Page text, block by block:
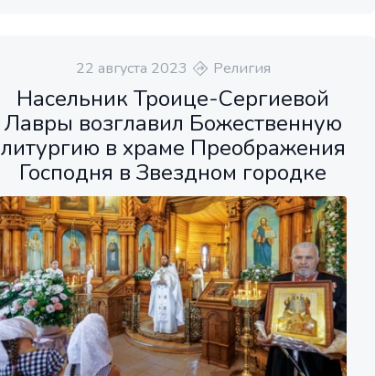
22 августа 2023 Религия
Насельник Троице-Сергиевой
Лавры возглавил Божественную
литургию в храме Преображения
Господня в Звездном городке